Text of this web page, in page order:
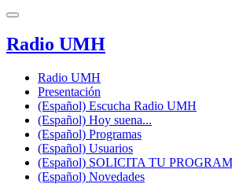
Radio UMH
Radio UMH
Presentación
(Español) Escucha Radio UMH
(Español) Hoy suena...
(Español) Programas
(Español) Usuarios
(Español) SOLICITA TU
(Español) Novedades